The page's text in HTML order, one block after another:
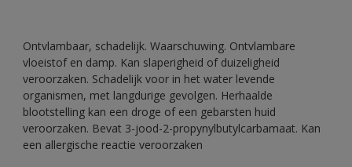
Ontvlambaar, schadelijk. Waarschuwing. Ontvlambare
vloeistof en damp. Kan slaperigheid of duizeligheid
veroorzaken. Schadelijk voor in het water levende
organismen, met langdurige gevolgen. Herhaalde
blootstelling kan een droge of een gebarsten huid
veroorzaken. Bevat 3-jood-2-propynylbutylcarbamaat. Kan
een allergische reactie veroorzaken